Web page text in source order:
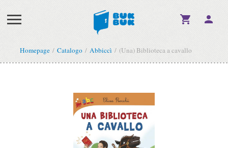
Homepage Catalogo Abbiccì (Una) Biblioteca a cavallo